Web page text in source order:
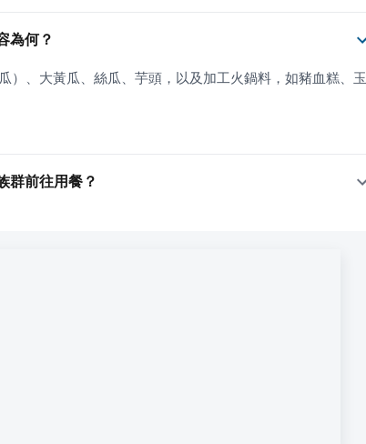
為何？
）、大黃瓜、絲瓜、芋頭，以及加工火鍋料，如豬血糕、玉
群前往用餐？